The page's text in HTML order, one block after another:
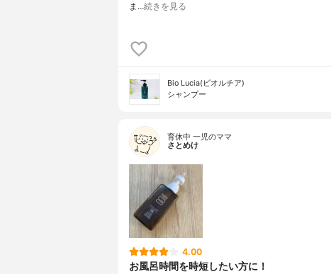
ま…続きを見る
Bio Lucia(ビオルチア)
シャンプー
育休中 一児のママ
さとめけ
4.00
お風呂時間を時短したい方に！